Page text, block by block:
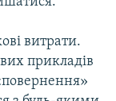
витрати.
прикладів